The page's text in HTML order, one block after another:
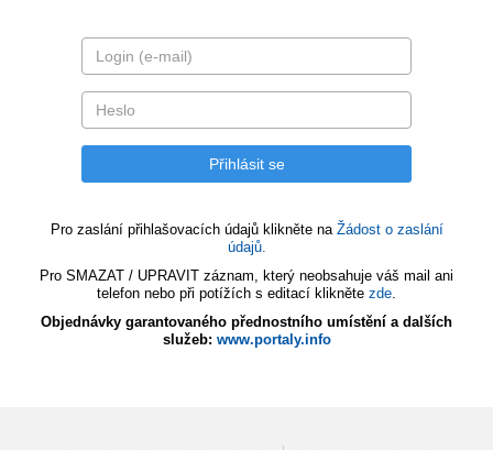
Pro zaslání přihlašovacích údajů klikněte na Žádost o zaslání
údajů.
Pro SMAZAT / UPRAVIT záznam, který neobsahuje váš mail ani
telefon nebo při potížích s editací klikněte zde.
Objednávky garantovaného přednostního umístění a dalších
služeb: www.portaly.info